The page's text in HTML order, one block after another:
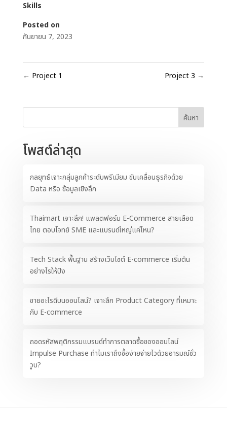
Skills
Posted on
กันยายน 7, 2023
← Project 1 Project 3 →
ค้นหา
โพสต์ล่าสุด
กลยุทธ์เจาะกลุ่มลูกค้าระดับพรีเมียม ขับเคลื่อนธุรกิจด้วย
Data หรือ ข้อมูลเชิงลึก
Thaimart เจาะลึก! แพลตฟอร์ม E-Commerce สายเลือด
ไทย ตอบโจทย์ SME และแบรนด์ใหญ่แค่ไหน?
Tech Stack พื้นฐาน สร้างเว็บไซต์ E-commerce เริ่มต้น
อย่างไรให้ปัง
ขายอะไรดีบนออนไลน์? เจาะลึก Product Category ที่เหมาะ
กับ E-commerce
ถอดรหัสพฤติกรรมแบรนด์ทำการตลาดซื้อของออนไลน์
Impulse Purchase ทำไมเราถึงซื้อง่ายจ่ายไวด้วยอารมณ์ชั่ว
วูบ?